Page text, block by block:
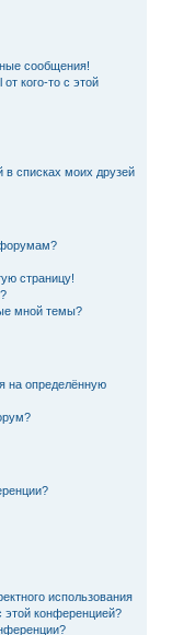
сообщения!
кого-то с этой
в списках моих друзей
страницу!
мной темы?
на определённую
использования
этой конференцией?